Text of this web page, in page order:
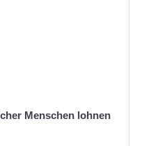
Menschen lohnen